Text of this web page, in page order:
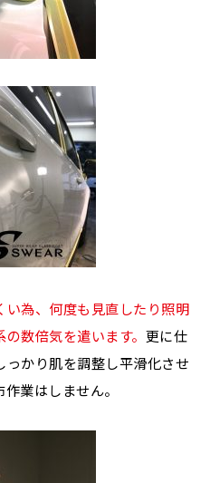
い為、何度も見直したり照明
数倍気を遣います。 更に仕
っかり肌を調整し平滑化させ
業はしません。